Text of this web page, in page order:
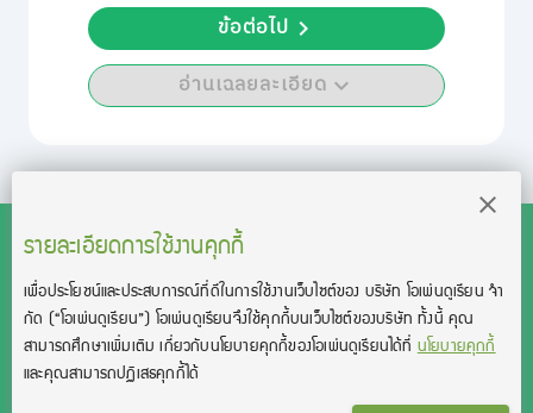
อ่านเฉลยละเอียด
ข้อต่อไป
รายละเอียดการใช้งานคุกกี้
เพื่อประโยชน์และประสบการณ์ที่ดีในการใช้งานเว็บไซต์ของ บริษัท โอเพ่นดูเรียน จํา
กัด (“โอเพ่นดูเรียน”)โอเพ่นดูเรียนจึงใช้คุกกี้บนเว็บไซต์ของบริษัท ทั้งนี้ คุณ
สามารถศึกษาเพิ่มเติม เกี่ยวกับนโยบายคุกกี้ของโอเพ่นดูเรียนได้ที่นโยบายคุกกี้
และคุณสามารถปฏิเสธคุกกี้ได้
สงวนลิขสิทธิ์โดย บริษัท โอเพ่นดูเรียน จำกัด 2021 ©︎ OpenDurian
Co., Ltd.
TOEIC® and TOEFL® are registered trademarks of Educational Testing